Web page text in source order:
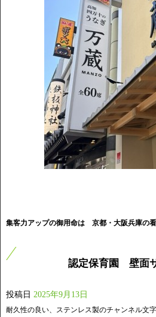
集客力アップの御用命は 京都・大阪兵庫の
認定保育園 壁面
投稿日 2025年9月13日
耐久性の良い、ステンレス製のチャンネル文字